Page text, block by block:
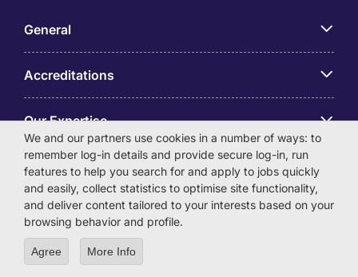
General
Accreditations
Our Expertise
アプリ
Employer Centre
We and our partners use cookies in a number of ways: to
remember log-in details and provide secure log-in, run
features to help you search for and apply to jobs quickly
and easily, collect statistics to optimise site functionality,
and deliver content tailored to your interests based on your
browsing behavior and profile.
Agree More Info